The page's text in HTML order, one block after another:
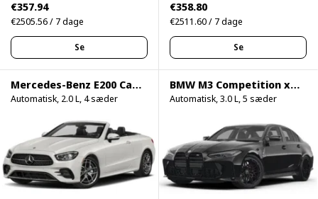
€357.94
€2505.56 / 7 dage
Se
€358.80
€2511.60 / 7 dage
Se
Mercedes-Benz E200 Cabrio
Automatisk, 2.0 L, 4 sæder
BMW M3 Competition xDrive
Automatisk, 3.0 L, 5 sæder